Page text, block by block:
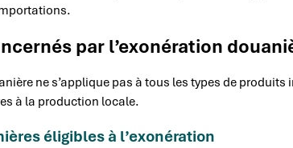
par l’exonération
ne s’applique pas à tous les types de
à la production locale.
éligibles à l’exonération